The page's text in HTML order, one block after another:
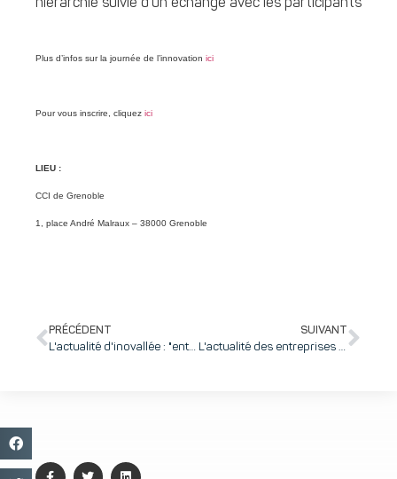
hiérarchie suivie d’un échange avec les participants
Plus d’infos sur la journée de l’innovation ici
Pour vous inscrire, cliquez ici
LIEU :
CCI de Grenoble
1, place André Malraux – 38000 Grenoble
PRÉCÉDENT
L'actualité d'inovallée : "entreprises et salariés, co-acteurs d'une fin de collaboration, est-ce possible ?" – Ne manquez pas l'atelier innovation sociale du 25 juin !
SUIVANT
L'actualité des entreprises d'inovallée : Hipcom a fêté ses 10 ans !